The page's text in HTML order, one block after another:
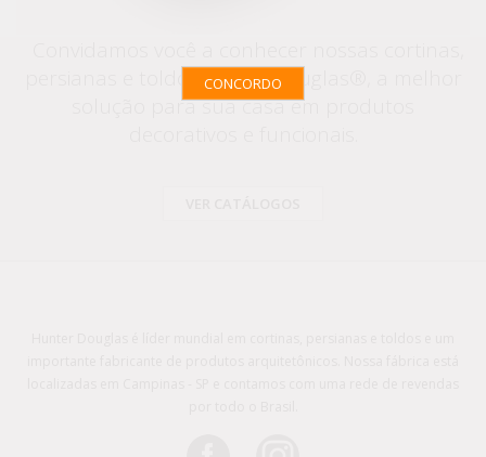
CONCORDO
persianas e toldos HunterDouglas®, a melhor
solução para sua casa em produtos